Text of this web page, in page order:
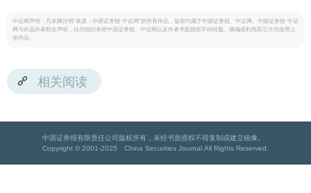
中证网声明：凡本网注明“来源：中国证券报·中证网”的所有作品，版权均属于中国证券报、中证网。中国证券报·中证
网与作品作者联合声明，任何组织未经中国证券报、中证网以及作者书面授权不得转载、摘编或利用其它方式使用上
述作品。
相关阅读
中国证券报有限责任公司版权所有，未经书面授权不得复制或建立镜像。
Copyright © 2001-2025 China Securities Journal.All Rights Reserved.